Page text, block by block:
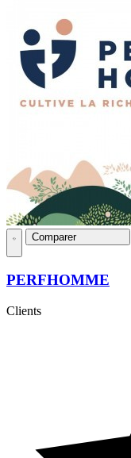
Comparer
PERFHOMME
Clients